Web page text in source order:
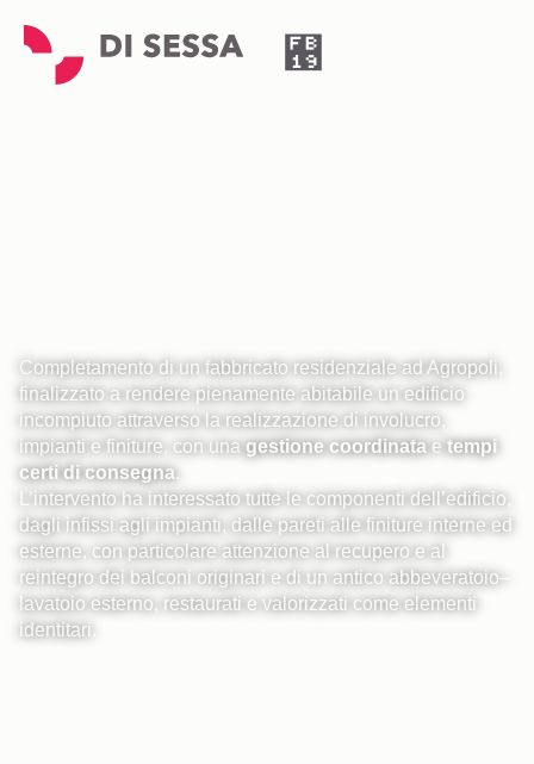
Completamento di un fabbricato residenziale ad Agropoli,
finalizzato a rendere pienamente abitabile un edificio
incompiuto attraverso la realizzazione di involucro,
impianti e finiture, con una gestione coordinata etempi
certi di consegna.
L’intervento ha interessato tutte le componenti dell’edificio,
dagli infissi agli impianti, dalle pareti alle finiture interne ed
esterne, con particolare attenzione al recupero e al
reintegro dei balconi originari e di un antico abbeveratoio–
lavatoio esterno, restaurati e valorizzati come elementi
identitari.